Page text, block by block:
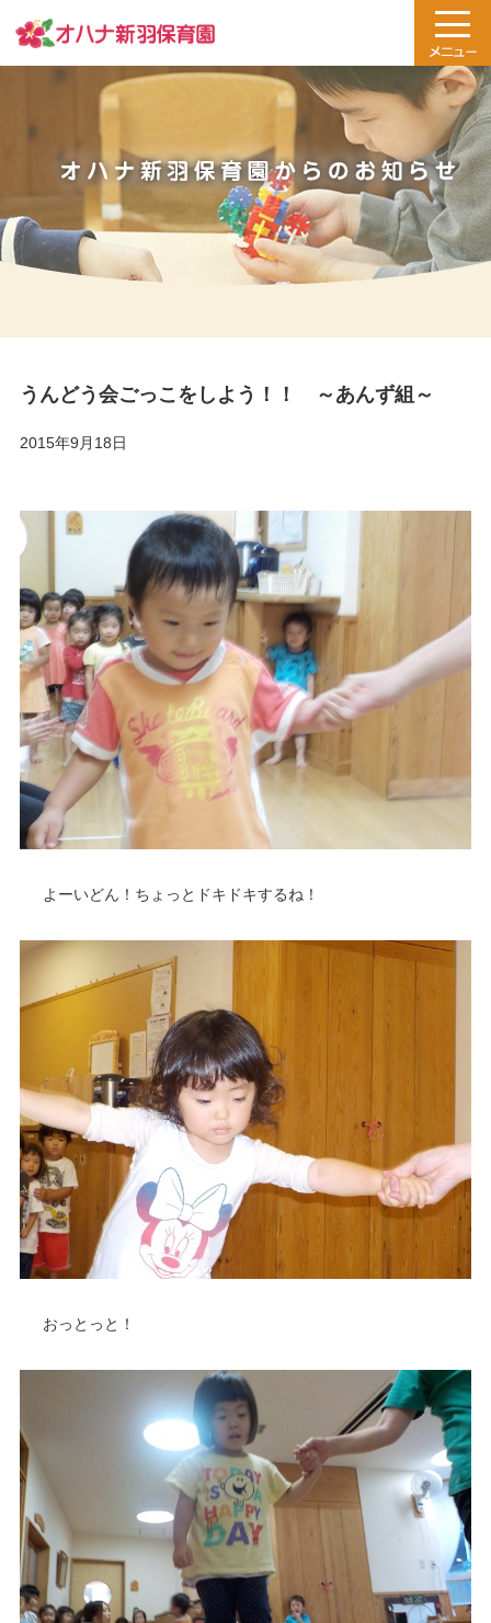
うんどう会ごっこをしよう！！ ～あんず組～
2015年9月18日
よーいどん！ちょっとドキドキするね！
おっとっと！